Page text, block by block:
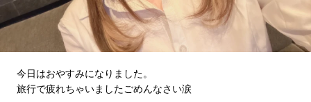
今日はおやすみになりました。
旅行で疲れちゃいましたごめんなさい涙